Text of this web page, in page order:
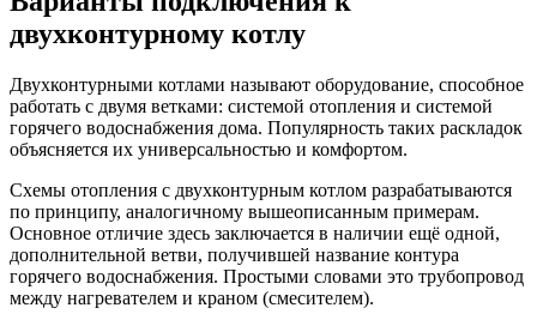
двухконтурному котлу
Двухконтурными котлами называют оборудование, способное
работать с двумя ветками: системой отопления и системой
горячего водоснабжения дома. Популярность таких раскладок
объясняется их универсальностью и комфортом.
Схемы отопления с двухконтурным котлом разрабатываются
по принципу, аналогичному вышеописанным примерам.
Основное отличие здесь заключается в наличии ещё одной,
дополнительной ветви, получившей название контура
горячего водоснабжения. Простыми словами это трубопровод
между нагревателем и краном (смесителем).